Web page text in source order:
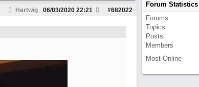
Hartwig #682022
06/03/2020 22:21
Forum Statistics
Forums
Topics
Posts
Members
Most Online